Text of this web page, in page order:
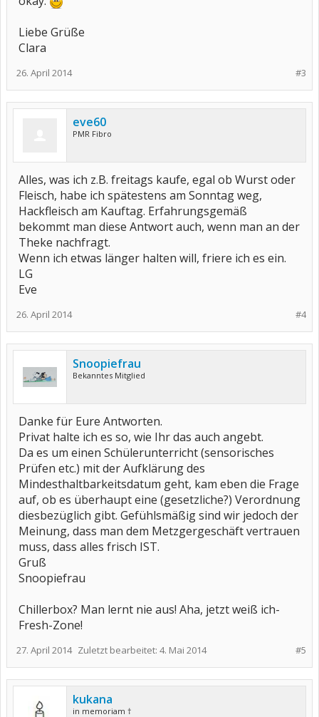
Liebe Grüße
Clara
#3
26. April 2014
eve60
PMR Fibro
Alles, was ich z.B. freitags kaufe, egal ob Wurst oder
Fleisch, habe ich spätestens am Sonntag weg,
Hackfleisch am Kauftag. Erfahrungsgemäß
bekommt man diese Antwort auch, wenn man an der
Theke nachfragt.
Wenn ich etwas länger halten will, friere ich es ein.
LG
Eve
#4
26. April 2014
Snoopiefrau
Bekanntes Mitglied
Danke für Eure Antworten.
Privat halte ich es so, wie Ihr das auch angebt.
Da es um einen Schülerunterricht (sensorisches
Prüfen etc.) mit der Aufklärung des
Mindesthaltbarkeitsdatum geht, kam eben die Frage
auf, ob es überhaupt eine (gesetzliche?) Verordnung
diesbezüglich gibt. Gefühlsmäßig sind wir jedoch der
Meinung, dass man dem Metzgergeschäft vertrauen
muss, dass alles frisch IST.
Gruß
Snoopiefrau
Chillerbox? Man lernt nie aus! Aha, jetzt weiß ich-
Fresh-Zone!
#5
27. April 2014 Zuletzt bearbeitet: 4. Mai 2014
kukana
in memoriam †